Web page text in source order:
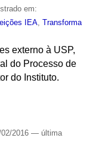
em:
IEA, Transforma
externo à USP,
do Processo de
do Instituto.
2016 — última